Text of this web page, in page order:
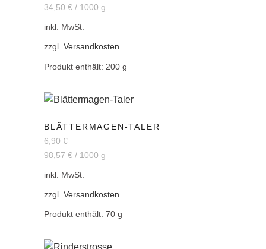
34,50 € / 1000 g
inkl. MwSt.
zzgl. Versandkosten
Produkt enthält: 200 g
BLÄTTERMAGEN-TALER
6,90 €
98,57 € / 1000 g
inkl. MwSt.
zzgl. Versandkosten
Produkt enthält: 70 g